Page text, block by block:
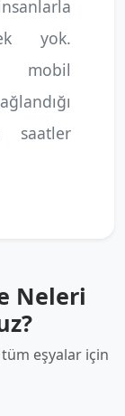
yok.
mobil
saatler
Neleri
eşyalar için